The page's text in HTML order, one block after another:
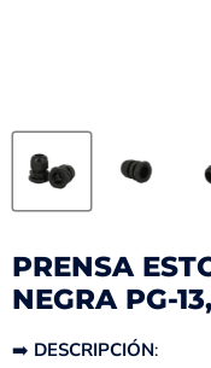
PRENSA
NEGRA PG-
➡️ DESCRIPCIÓN: